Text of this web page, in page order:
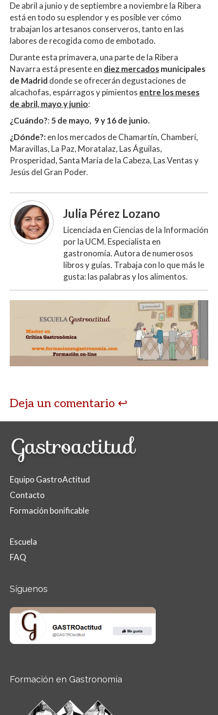
De abril a junio y de septiembre a noviembre la Ribera
está en todo su esplendor y es posible ver cómo
trabajan los artesanos conserveros, tanto en las
labores de recogida como de embotado.
Durante esta primavera, una parte de la Ribera
Navarra está presente en diez mercadosmunicipales
de Madrid donde se ofrecerán degustaciones de
alcachofas, espárragos y pimientos entre los meses
de abril, mayo y junio:
¿Cuándo?: 5 de mayo, 9 y 16 de junio.
¿Dónde?:en los mercados de Chamartín, Chamberí,
Maravillas, La Paz, Moratalaz, Las Águilas,
Prosperidad, Santa María de la Cabeza, Las Ventas y
Jesús del Gran Poder.
Julia Pérez Lozano
Licenciada en Ciencias de la Información
por la UCM. Especialista en
gastronomía. Autora de numerosos
libros y guías. Trabaja con lo que más le
gusta: las palabras y los alimentos.
Deja un comentario
Equipo GastroActitud
Contacto
Formación bonificable
Escuela
FAQ
Síguenos
Formación en Gastronomía